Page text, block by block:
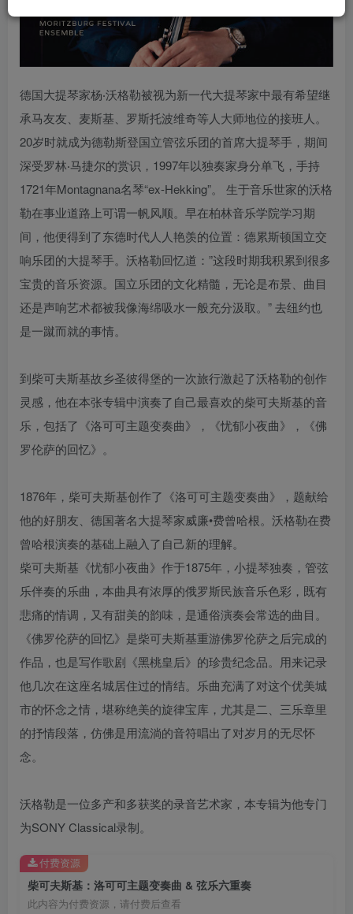
德国大提琴家杨‧沃格勒被视为新一代大提琴家中最有希望继
承马友友、麦斯基、罗斯托波维奇等人大师地位的接班人。
20岁时就成为德勒斯登国立管弦乐团的首席大提琴手，期间
深受罗林‧马捷尔的赏识，1997年以独奏家身分单飞，手持
1721年Montagnana名琴“ex-Hekking”。 生于音乐世家的沃格
勒在事业道路上可谓一帆风顺。早在柏林音乐学院学习期
间，他便得到了东德时代人人艳羡的位置：德累斯顿国立交
响乐团的大提琴手。沃格勒回忆道：”这段时期我积累到很多
宝贵的音乐资源。国立乐团的文化精髓，无论是布景、曲目
还是声响艺术都被我像海绵吸水一般充分汲取。” 去纽约也
是一蹴而就的事情。
到柴可夫斯基故乡圣彼得堡的一次旅行激起了沃格勒的创作
灵感，他在本张专辑中演奏了自己最喜欢的柴可夫斯基的音
乐，包括了《洛可可主题变奏曲》，《忧郁小夜曲》，《佛
罗伦萨的回忆》。
1876年，柴可夫斯基创作了《洛可可主题变奏曲》，题献给
他的好朋友、德国著名大提琴家威廉•费曾哈根。沃格勒在费
曾哈根演奏的基础上融入了自己新的理解。
柴可夫斯基《忧郁小夜曲》作于1875年，小提琴独奏，管弦
乐伴奏的乐曲，本曲具有浓厚的俄罗斯民族音乐色彩，既有
悲痛的情调，又有甜美的韵味，是通俗演奏会常选的曲目。
《佛罗伦萨的回忆》是柴可夫斯基重游佛罗伦萨之后完成的
作品，也是写作歌剧《黑桃皇后》的珍贵纪念品。用来记录
他几次在这座名城居住过的情结。乐曲充满了对这个优美城
市的怀念之情，堪称绝美的旋律宝库，尤其是二、三乐章里
的抒情段落，仿佛是用流淌的音符唱出了对岁月的无尽怀
念。
沃格勒是一位多产和多获奖的录音艺术家，本专辑为他专门
为SONY Classical录制。
柴可夫斯基：洛可可主题变奏曲 & 弦乐六重奏
此内容为付费资源，请付费后查看
付费资源